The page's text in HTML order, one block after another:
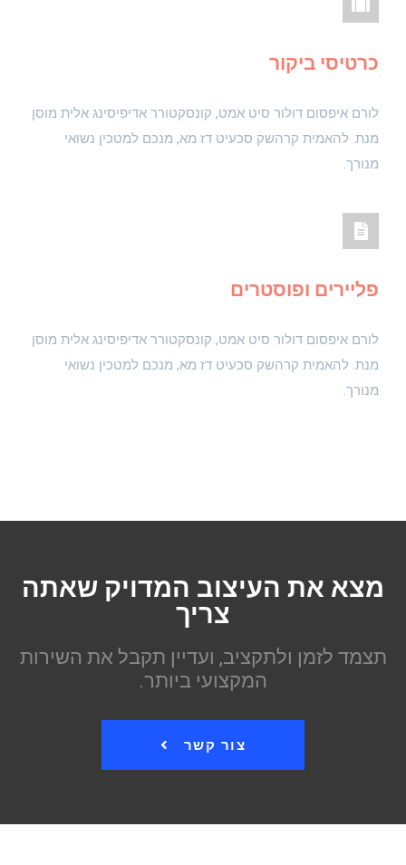
כרטיסי ביקור
לורם איפסום דולור סיט אמט, קונסקטורר אדיפיסינג אלית מוסן
מנת. להאמית קרהשק סכעיט דז מא, מנכם למטכין נשואי
מנורך.
פליירים ופוסטרים
לורם איפסום דולור סיט אמט, קונסקטורר אדיפיסינג אלית מוסן
מנת. להאמית קרהשק סכעיט דז מא, מנכם למטכין נשואי
מנורך.
מצא את העיצוב המדויק שאתה
צריך
תצמד לזמן ולתקציב, ועדיין תקבל את השירות
המקצועי ביותר.
צור קשר